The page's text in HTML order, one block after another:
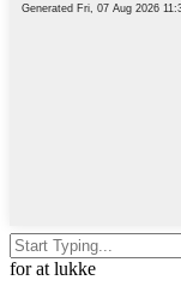
for at lukke